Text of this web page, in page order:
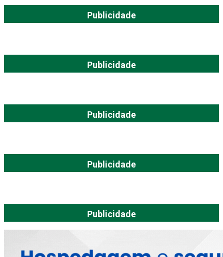
Publicidade
Publicidade
Publicidade
Publicidade
Publicidade